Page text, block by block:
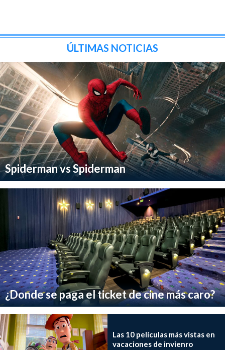
ÚLTIMAS NOTICIAS
Spiderman vs Spiderman
¿Donde se paga el ticket de cine más caro?
Las 10 películas más vistas en
vacaciones de invienro